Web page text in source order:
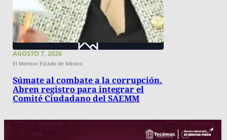
AGOSTO 7, 2026
El Monitor Estado de México
Súmate al combate a la corrupción.
Abren registro para integrar el
Comité Ciudadano del SAEMM